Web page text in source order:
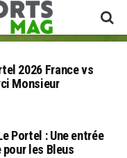
2026 France vs
Monsieur
Portel : Une entrée
les Bleus